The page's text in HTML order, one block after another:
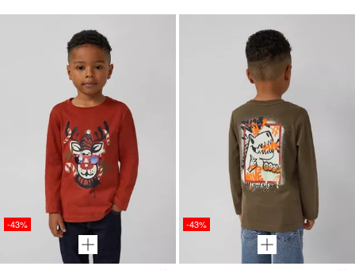
-43% -43%